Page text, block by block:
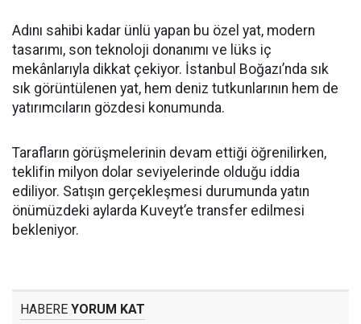
Adını sahibi kadar ünlü yapan bu özel yat, modern
tasarımı, son teknoloji donanımı ve lüks iç
mekânlarıyla dikkat çekiyor. İstanbul Boğazı’nda sık
sık görüntülenen yat, hem deniz tutkunlarının hem de
yatırımcıların gözdesi konumunda.
Tarafların görüşmelerinin devam ettiği öğrenilirken,
teklifin milyon dolar seviyelerinde olduğu iddia
ediliyor. Satışın gerçekleşmesi durumunda yatın
önümüzdeki aylarda Kuveyt’e transfer edilmesi
bekleniyor.
HABERE YORUM KAT